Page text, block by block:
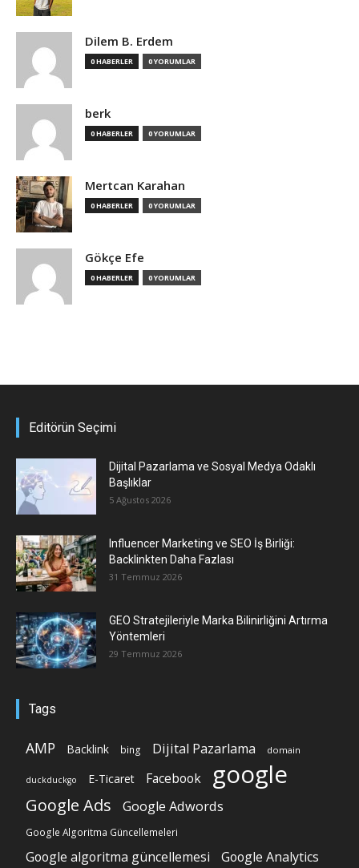
Dilem B. Erdem
0 HABERLER 0 YORUMLAR
berk
0 HABERLER 0 YORUMLAR
Mertcan Karahan
0 HABERLER 0 YORUMLAR
Gökçe Efe
0 HABERLER 0 YORUMLAR
Editörün Seçimi
Dijital Pazarlama ve Sosyal Medya Odaklı
Başlıklar
5 Ağustos 2026
Influencer Marketing ve SEO İş Birliği:
Backlinkten Daha Fazlası
31 Temmuz 2026
GEO Stratejileriyle Marka Bilinirliğini Artırma
Yöntemleri
29 Temmuz 2026
Tags
AMP Backlink bing Dijital Pazarlama domain
duckduckgo E-Ticaret Facebook google
Google Ads Google Adwords
Google Algoritma Güncellemeleri
Google algoritma güncellemesi Google Analytics